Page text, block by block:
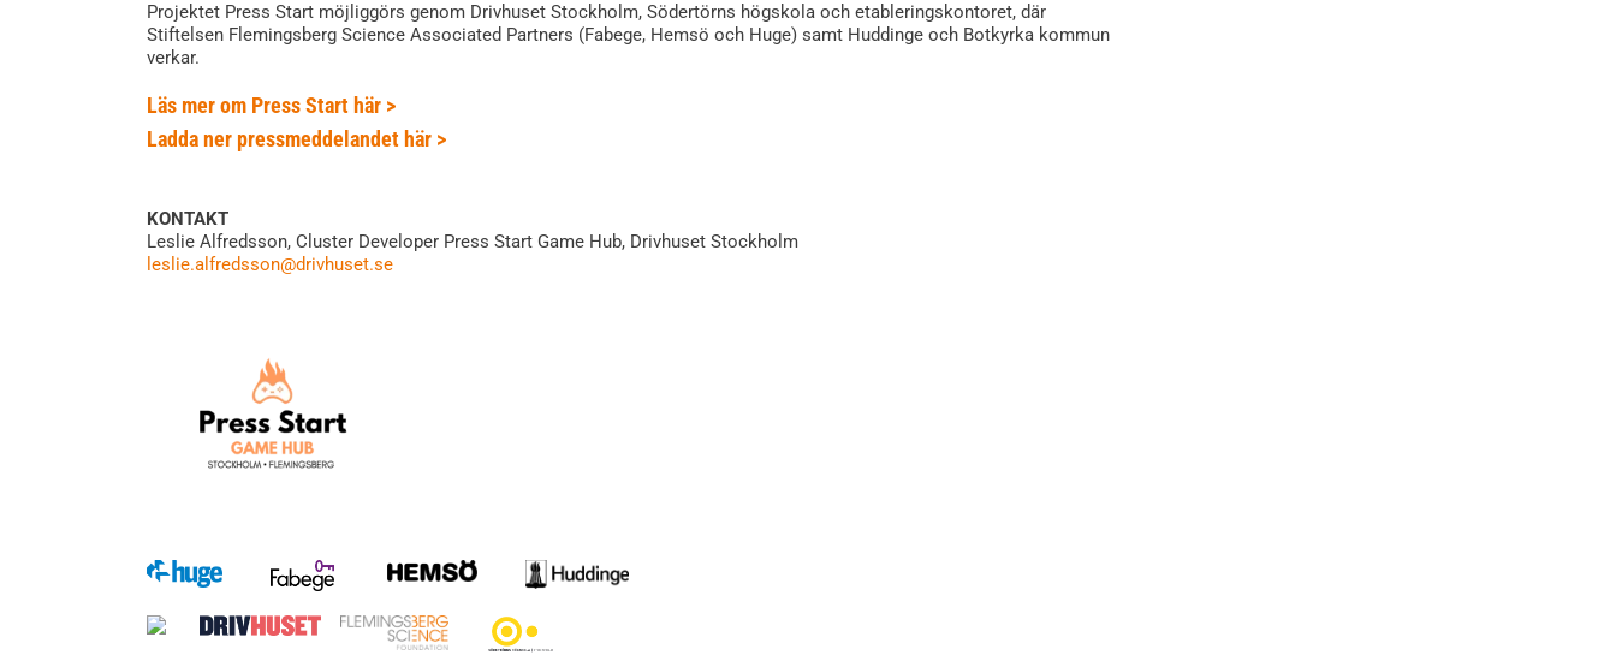
Projektet Press Start möjliggörs genom Drivhuset Stockholm, Södertörns högskola och etableringskontoret, där
Stiftelsen Flemingsberg Science Associated Partners (Fabege, Hemsö och Huge) samt Huddinge och Botkyrka kommun
verkar.
Läs mer om Press Start här >
Ladda ner pressmeddelandet här >
KONTAKT
Leslie Alfredsson, Cluster Developer Press Start Game Hub, Drivhuset Stockholm
leslie.alfredsson@drivhuset.se